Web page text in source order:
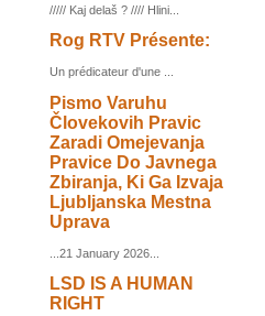
///// Kaj delaš ? //// Hlini...
Rog RTV Présente:
Un prédicateur d'une ...
Pismo Varuhu
Človekovih Pravic
Zaradi Omejevanja
Pravice Do Javnega
Zbiranja, Ki Ga Izvaja
Ljubljanska Mestna
Uprava
...21 January 2026...
LSD IS A HUMAN
RIGHT